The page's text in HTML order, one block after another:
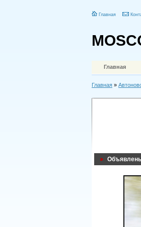
Главная
Главная
Главная »